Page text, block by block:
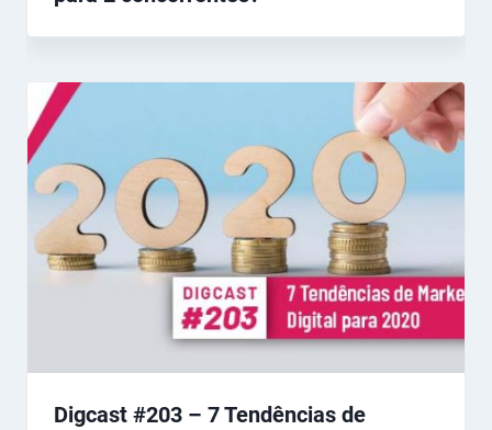
Digcast #203 – 7 Tendências de